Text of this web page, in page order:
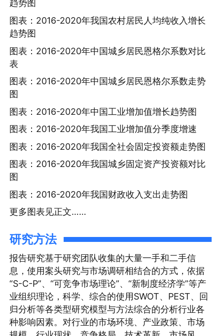
趋势图
图表：2016-2020年我国农村居民人均纯收入增长
趋势图
图表：2016-2020年中国城乡居民恩格尔系数对比
表
图表：2016-2020年中国城乡居民恩格尔系数走势
图
图表：2016-2020年中国工业增加值增长趋势图
图表：2016-2020年我国工业增加值分季度增速
图表：2016-2020年我国全社会固定投资额走势图
图表：2016-2020年我国城乡固定资产投资额对比
图
图表：2016-2020年我国财政收入支出走势图
更多图表见正文……
研究方法
报告研究基于研究团队收集的大量一手和二手信
息，使用案头研究与市场调研相结合的方式，依据
“S-C-P”、“可竞争市场理论”、“新制度经济学”等产
业组织理论，科学、综合的使用SWOT、PEST、回
归分析等各类型研究模型与方法综合的分析行业各
种影响因素。对行业的市场环境、产业政策、市场